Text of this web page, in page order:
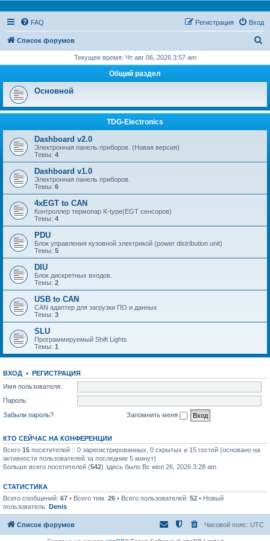
FAQ Вход
Регистрация
Список форумов
с
Текущее время: Чт авг 06, 2026 3:57 am
Общий раздел
Основной
TDG-Electronics
Dashboard v2.0
Электронная панель приборов. (Новая версия)
Темы: 4
Dashboard v1.0
Электронная панель приборов.
Темы: 6
4xEGT to CAN
Контроллер термопар K-type(EGT сенсоров)
Темы: 4
PDU
Блок управления кузовной электрикой (power distribution unit)
Темы: 5
DIU
Блок дискретных входов.
Темы: 2
USB to CAN
CAN адаптер для загрузки ПО и данных
Темы: 3
SLU
Программируемый Shift Lights
Темы: 1
ВХОД • РЕГИСТРАЦИЯ
Имя пользователя:
Пароль:
Забыли пароль?
Запомнить меня
КТО СЕЙЧАС НА КОНФЕРЕНЦИИ
Всего 15 посетителей :: 0 зарегистрированных, 0 скрытых и 15 гостей (основано на
активности пользователей за последние 5 минут)
Больше всего посетителей (542) здесь было Вс июл 26, 2026 3:28 am
СТАТИСТИКА
Всего сообщений: 67 • Всего тем: 26 • Всего пользователей: 52 • Новый
пользователь: Denis
Список форумов Часовой пояс: UTC